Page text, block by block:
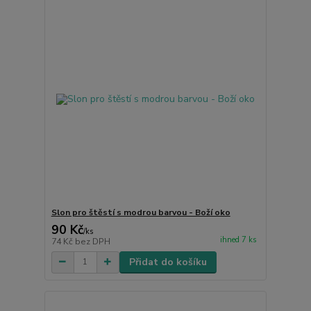
Slon pro štěstí s modrou barvou - Boží oko
90 Kč/ks
74 Kč bez DPH ihned 7 ks
Přidat do košíku